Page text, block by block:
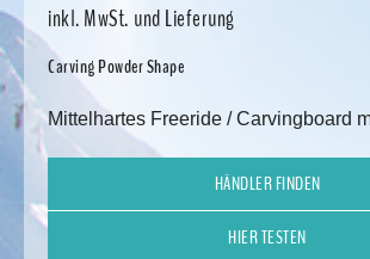
inkl. MwSt. und Lieferung
Carving Powder Shape
Mittelhartes Freeride / Carvingboard
HÄNDLER FINDEN
HIER TESTEN